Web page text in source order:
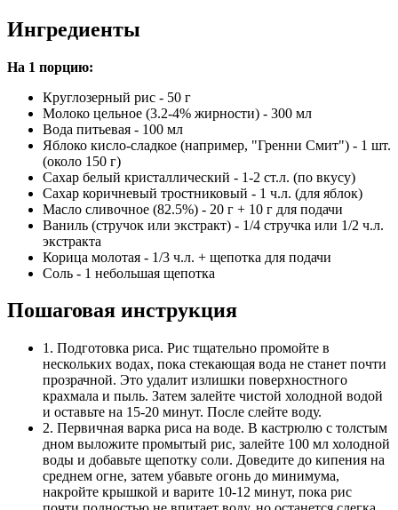
Ингредиенты
На 1 порцию:
Круглозерный рис - 50 г
Молоко цельное (3.2-4% жирности) - 300 мл
Вода питьевая - 100 мл
Яблоко кисло-сладкое (например, "Гренни Смит") - 1 шт.
(около 150 г)
Сахар белый кристаллический - 1-2 ст.л. (по вкусу)
Сахар коричневый тростниковый - 1 ч.л. (для яблок)
Масло сливочное (82.5%) - 20 г + 10 г для подачи
Ваниль (стручок или экстракт) - 1/4 стручка или 1/2 ч.л.
экстракта
Корица молотая - 1/3 ч.л. + щепотка для подачи
Соль - 1 небольшая щепотка
Пошаговая инструкция
1. Подготовка риса. Рис тщательно промойте в
нескольких водах, пока стекающая вода не станет почти
прозрачной. Это удалит излишки поверхностного
крахмала и пыль. Затем залейте чистой холодной водой
и оставьте на 15-20 минут. После слейте воду.
2. Первичная варка риса на воде. В кастрюлю с толстым
дном выложите промытый рис, залейте 100 мл холодной
воды и добавьте щепотку соли. Доведите до кипения на
среднем огне, затем убавьте огонь до минимума,
накройте крышкой и варите 10-12 минут, пока рис